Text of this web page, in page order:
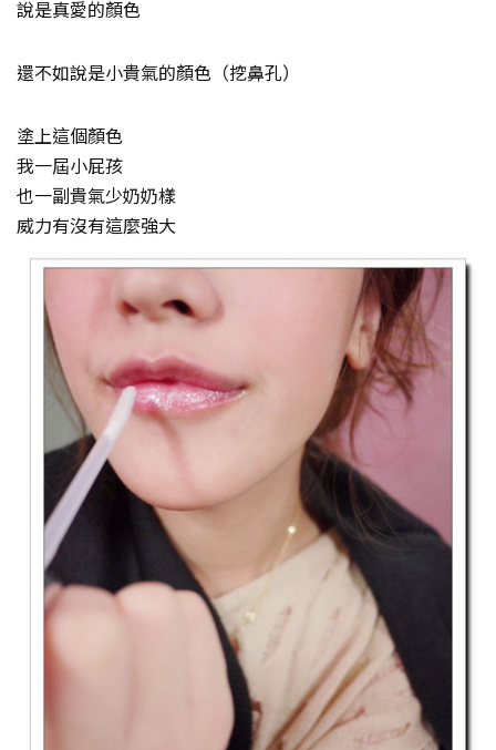
說是真愛的顏色
還不如說是小貴氣的顏色（挖鼻孔）
塗上這個顏色
我一屆小屁孩
也一副貴氣少奶奶樣
威力有沒有這麼強大